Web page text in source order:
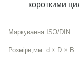
короткими